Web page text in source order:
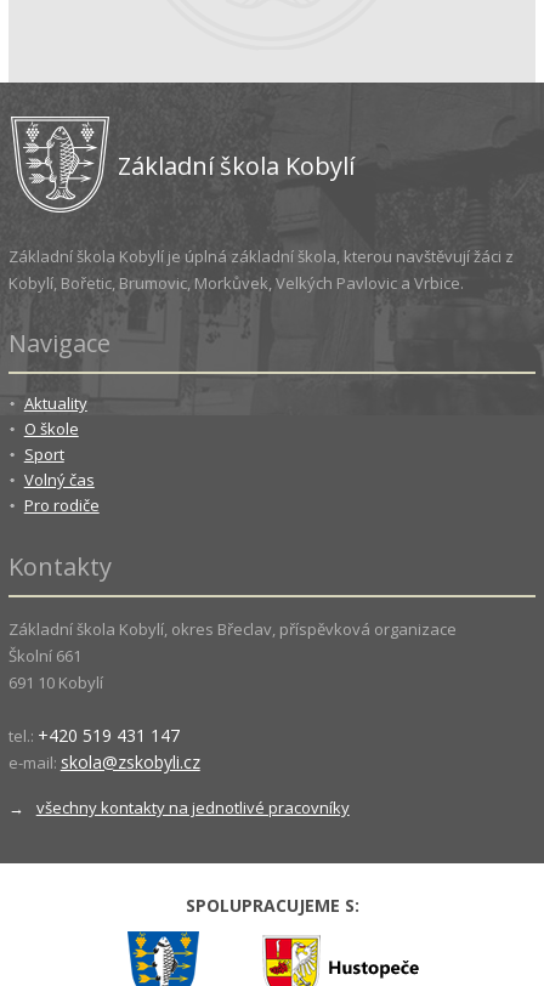
Základní škola Kobylí
Základní škola Kobylí je úplná základní škola, kterou navštěvují žáci z
Kobylí, Bořetic, Brumovic, Morkůvek, Velkých Pavlovic a Vrbice.
Navigace
Aktuality
O škole
Sport
Volný čas
Pro rodiče
Kontakty
Základní škola Kobylí, okres Břeclav, příspěvková organizace
Školní 661
691 10 Kobylí
tel.: +420 519 431 147
e-mail: skola@zskobyli.cz
→ všechny kontakty na jednotlivé pracovníky
SPOLUPRACUJEME S: